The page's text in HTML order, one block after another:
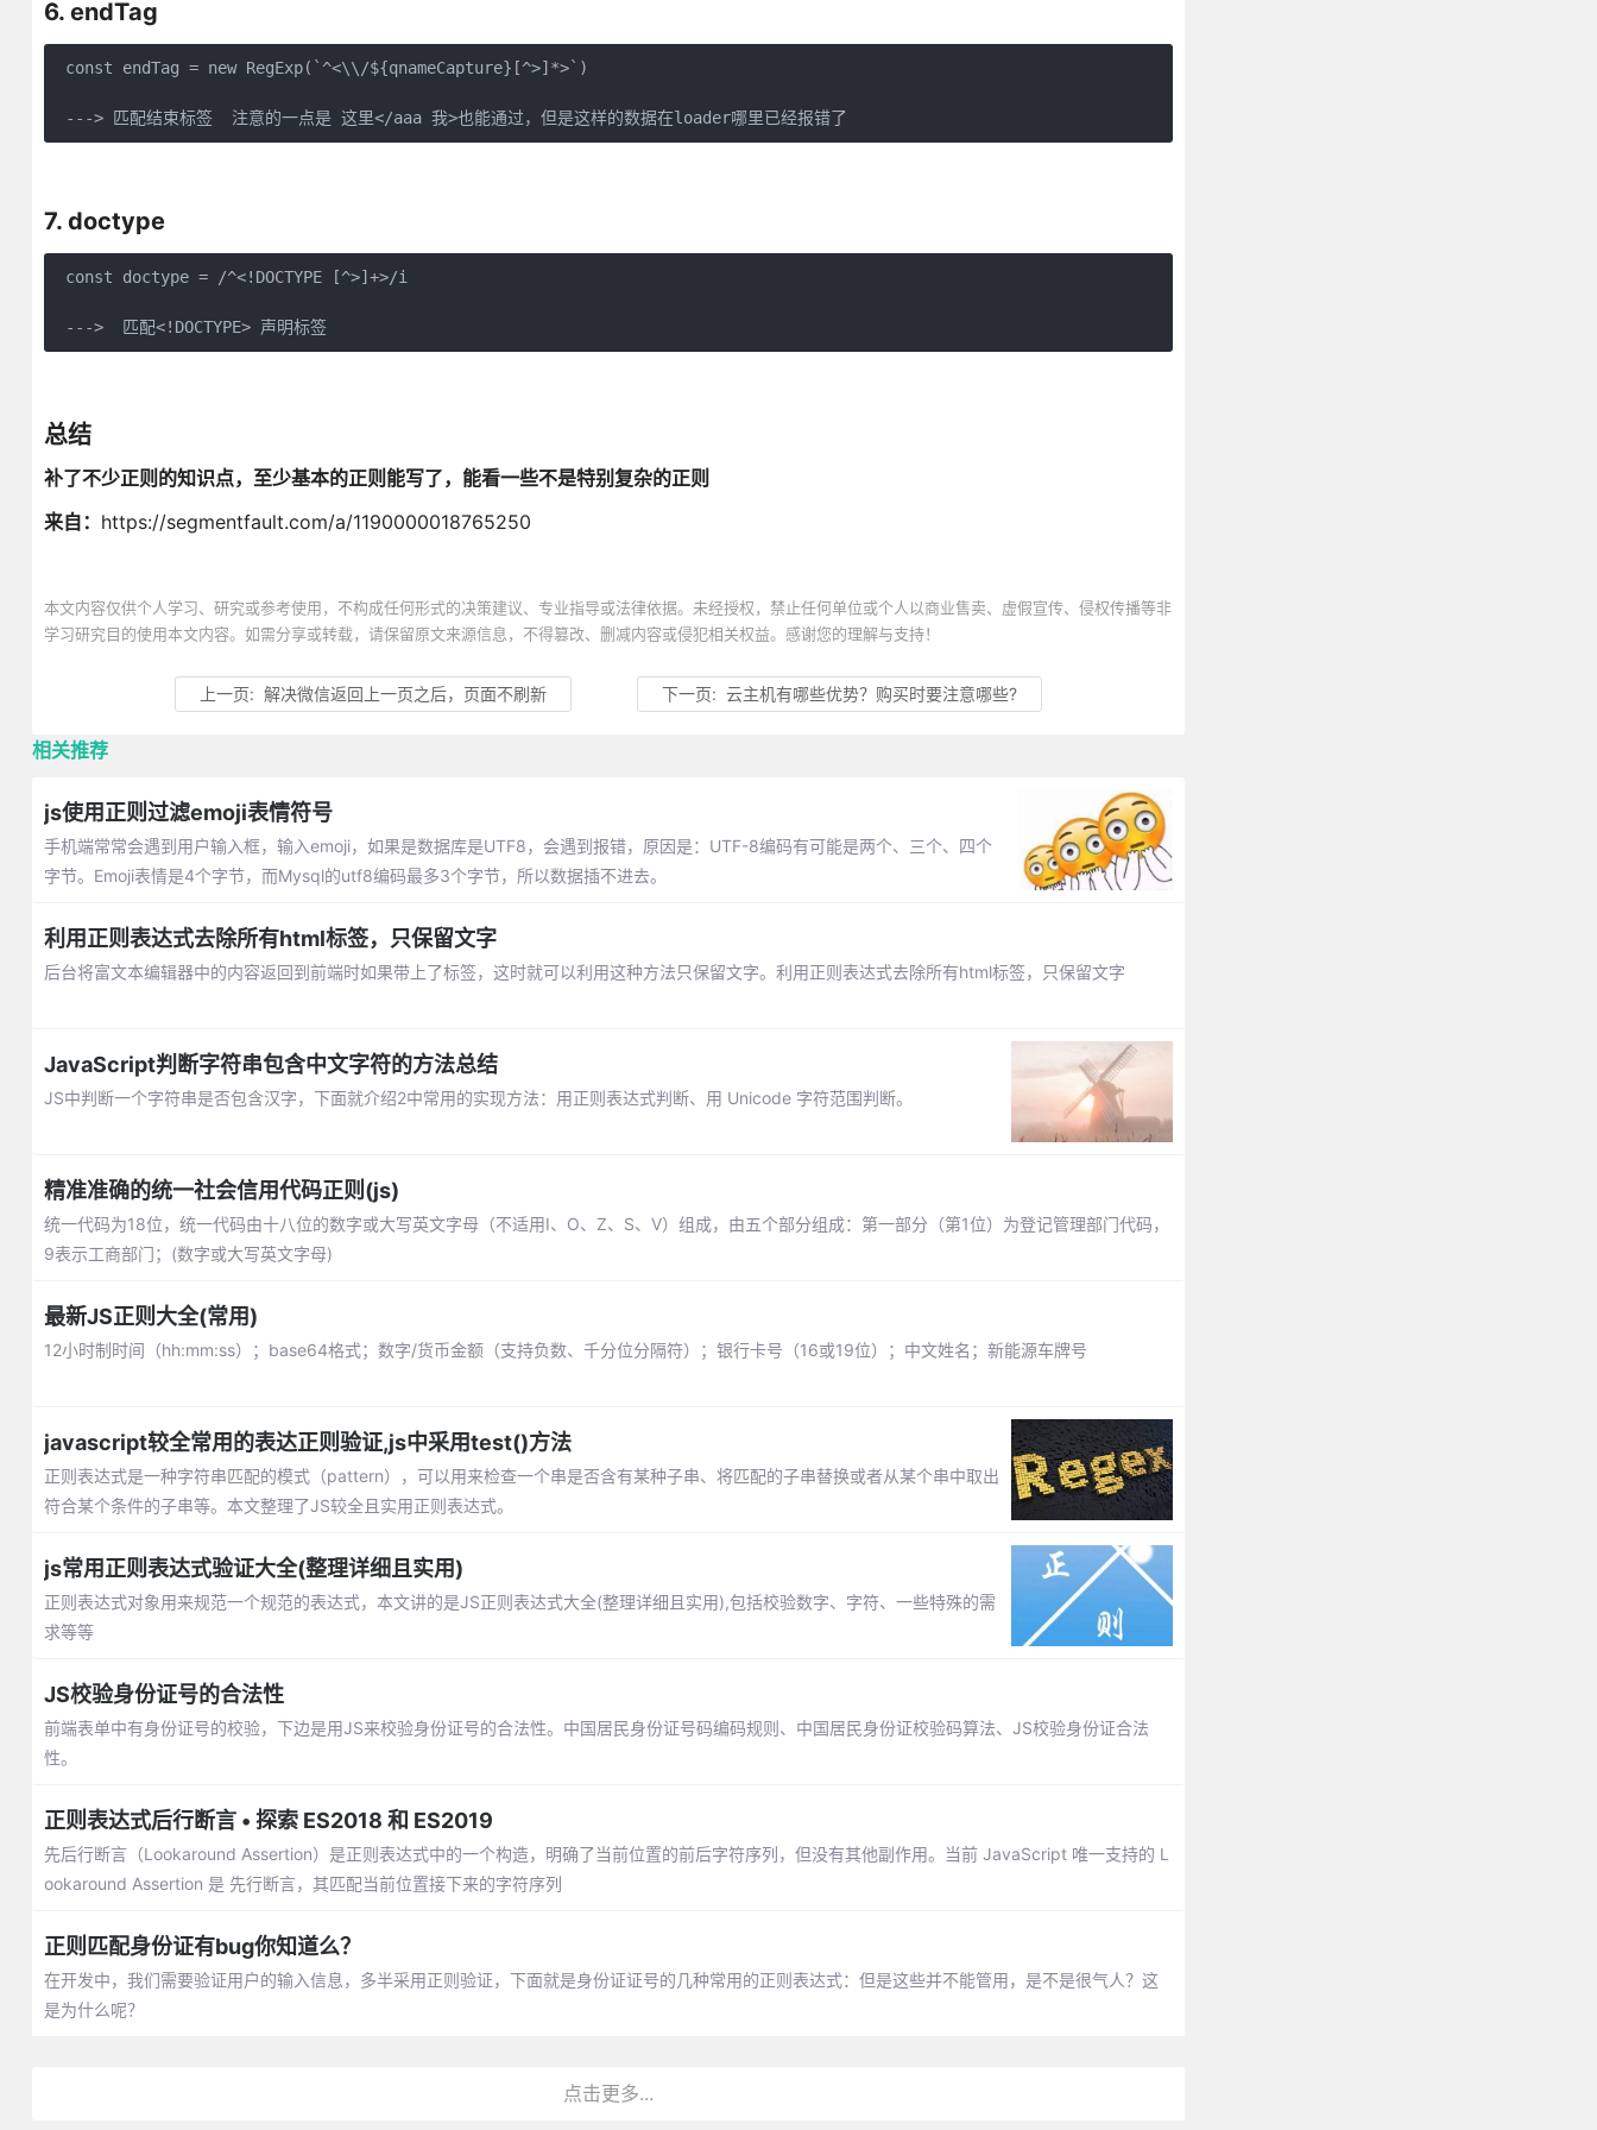
6. endTag
const endTag = new RegExp(`^<\\/${qnameCapture}[^>]*>`)
---> 匹配结束标签  注意的一点是 这里</aaa 我>也能通过，但是这样的数据在loader哪里已经报错了
7. doctype
const doctype = /^<!DOCTYPE [^>]+>/i
--->  匹配<!DOCTYPE> 声明标签
总结
补了不少正则的知识点，至少基本的正则能写了，能看一些不是特别复杂的正则
来自： https://segmentfault.com/a/1190000018765250
本文内容仅供个人学习、研究或参考使用，不构成任何形式的决策建议、专业指导或法律依据。未经授权，禁止任何单位或个人以商业售卖、虚假宣传、侵权传播等非
学习研究目的使用本文内容。如需分享或转载，请保留原文来源信息，不得篡改、删减内容或侵犯相关权益。感谢您的理解与支持！
上一页: 解决微信返回上一页之后，页面不刷新 下一页: 云主机有哪些优势？购买时要注意哪些?
相关推荐
js使用正则过滤emoji表情符号
手机端常常会遇到用户输入框，输入emoji，如果是数据库是UTF8，会遇到报错，原因是：UTF-8编码有可能是两个、三个、四个
字节。Emoji表情是4个字节，而Mysql的utf8编码最多3个字节，所以数据插不进去。
利用正则表达式去除所有html标签，只保留文字
后台将富文本编辑器中的内容返回到前端时如果带上了标签，这时就可以利用这种方法只保留文字。利用正则表达式去除所有html标签，只保留文字
JavaScript判断字符串包含中文字符的方法总结
JS中判断一个字符串是否包含汉字，下面就介绍2中常用的实现方法：用正则表达式判断、用 Unicode 字符范围判断。
精准准确的统一社会信用代码正则(js)
统一代码为18位，统一代码由十八位的数字或大写英文字母（不适用I、O、Z、S、V）组成，由五个部分组成：第一部分（第1位）为登记管理部门代码，
9表示工商部门；(数字或大写英文字母)
最新JS正则大全(常用)
12小时制时间（hh:mm:ss）；base64格式；数字/货币金额（支持负数、千分位分隔符）；银行卡号（16或19位）；中文姓名；新能源车牌号
javascript较全常用的表达正则验证,js中采用test()方法
正则表达式是一种字符串匹配的模式（pattern），可以用来检查一个串是否含有某种子串、将匹配的子串替换或者从某个串中取出
符合某个条件的子串等。本文整理了JS较全且实用正则表达式。
js常用正则表达式验证大全(整理详细且实用)
正则表达式对象用来规范一个规范的表达式，本文讲的是JS正则表达式大全(整理详细且实用),包括校验数字、字符、一些特殊的需
求等等
JS校验身份证号的合法性
前端表单中有身份证号的校验，下边是用JS来校验身份证号的合法性。中国居民身份证号码编码规则、中国居民身份证校验码算法、JS校验身份证合法
性。
正则表达式后行断言 • 探索 ES2018 和 ES2019
先后行断言（Lookaround Assertion）是正则表达式中的一个构造，明确了当前位置的前后字符序列，但没有其他副作用。当前 JavaScript 唯一支持的 L
ookaround Assertion 是 先行断言，其匹配当前位置接下来的字符序列
正则匹配身份证有bug你知道么？
在开发中，我们需要验证用户的输入信息，多半采用正则验证，下面就是身份证证号的几种常用的正则表达式：但是这些并不能管用，是不是很气人？这
是为什么呢？
点击更多...